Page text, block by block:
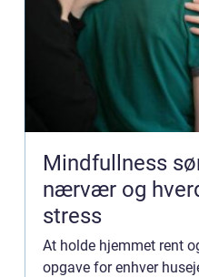
Mindfullness
nærvær og
stress
At holde hjemmet rent
opgave for enhver